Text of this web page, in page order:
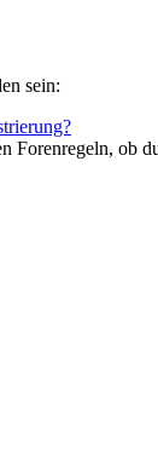
sein:
Forenregeln, ob